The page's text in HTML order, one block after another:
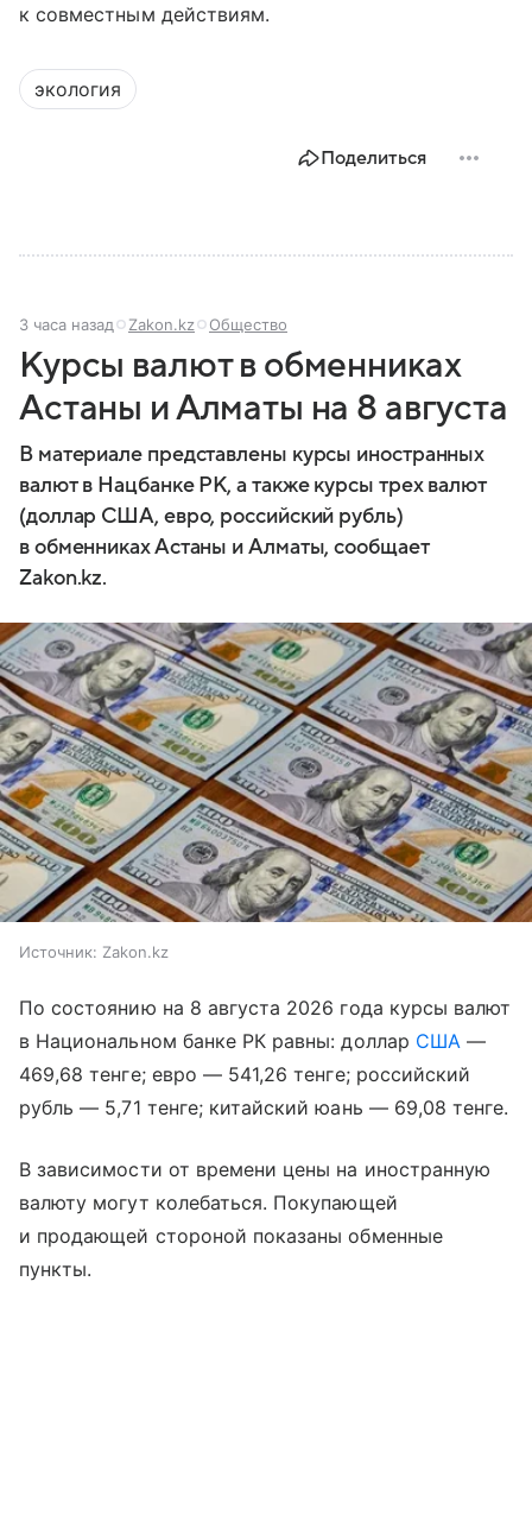
к совместным действиям.
экология
Поделиться
3 часа назад Zakon.kz Общество
Курсы валют в обменниках
Астаны и Алматы на 8 августа
В материале представлены курсы иностранных
валют в Нацбанке РК, а также курсы трех валют
(доллар США, евро, российский рубль)
в обменниках Астаны и Алматы, сообщает
Zakon.kz.
Источник: Zakon.kz
По состоянию на 8 августа 2026 года курсы валют
в Национальном банке РК равны: доллар США—
469,68 тенге; евро — 541,26 тенге; российский
рубль — 5,71 тенге; китайский юань — 69,08 тенге.
В зависимости от времени цены на иностранную
валюту могут колебаться. Покупающей
и продающей стороной показаны обменные
пункты.